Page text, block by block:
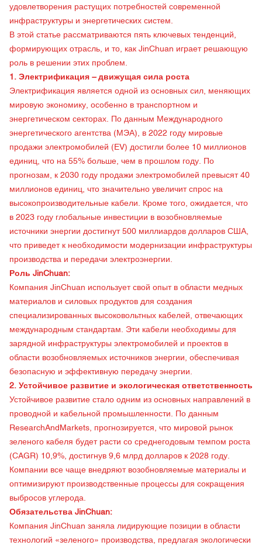
удовлетворения растущих потребностей современной
инфраструктуры и энергетических систем.
В этой статье рассматриваются пять ключевых тенденций,
формирующих отрасль, и то, как JinChuan играет решающую
роль в решении этих проблем.
1. Электрификация – движущая сила роста
Электрификация является одной из основных сил, меняющих
мировую экономику, особенно в транспортном и
энергетическом секторах. По данным Международного
энергетического агентства (МЭА), в 2022 году мировые
продажи электромобилей (EV) достигли более 10 миллионов
единиц, что на 55% больше, чем в прошлом году. По
прогнозам, к 2030 году продажи электромобилей превысят 40
миллионов единиц, что значительно увеличит спрос на
высокопроизводительные кабели. Кроме того, ожидается, что
в 2023 году глобальные инвестиции в возобновляемые
источники энергии достигнут 500 миллиардов долларов США,
что приведет к необходимости модернизации инфраструктуры
производства и передачи электроэнергии.
Роль JinChuan:
Компания JinChuan использует свой опыт в области медных
материалов и силовых продуктов для создания
специализированных высоковольтных кабелей, отвечающих
международным стандартам. Эти кабели необходимы для
зарядной инфраструктуры электромобилей и проектов в
области возобновляемых источников энергии, обеспечивая
безопасную и эффективную передачу энергии.
2. Устойчивое развитие и экологическая ответственность
Устойчивое развитие стало одним из основных направлений в
проводной и кабельной промышленности. По данным
ResearchAndMarkets, прогнозируется, что мировой рынок
зеленого кабеля будет расти со среднегодовым темпом роста
(CAGR) 10,9%, достигнув 9,6 млрд долларов к 2028 году.
Компании все чаще внедряют возобновляемые материалы и
оптимизируют производственные процессы для сокращения
выбросов углерода.
Обязательства JinChuan:
Компания JinChuan заняла лидирующие позиции в области
технологий «зеленого» производства, предлагая экологически